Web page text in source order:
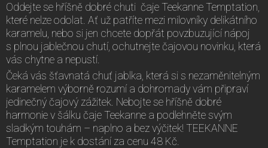
Oddejte se hříšně dobré chuti čaje Teekanne Temptation,
které nelze odolat. Ať už patříte mezi milovníky delikátního
karamelu, nebo si jen chcete dopřát povzbuzující nápoj
s plnou jablečnou chutí, ochutnejte čajovou novinku, která
vás chytne a nepustí.
Čeká vás šťavnatá chuť jablka, která si s nezaměnitelným
karamelem výborně rozumí a dohromady vám připraví
jedinečný čajový zážitek. Nebojte se hříšně dobré
harmonie v šálku čaje Teekanne a podlehněte svým
sladkým touhám – naplno a bez výčitek! TEEKANNE
Temptation je k dostání za cenu 48 Kč.